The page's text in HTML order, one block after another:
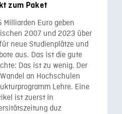
zum Paket
Euro geben
2007 und 2023 über
neue Studienplätze und
aus. Das ist die gute
Das ist zu wenig. Der
an Hochschulen
Lehre. Eine
ist zuerst in
duz